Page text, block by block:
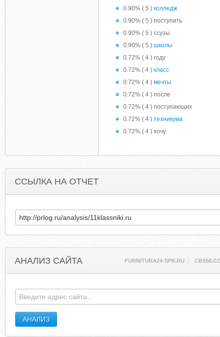
0.90% ( 5 ) колледж
0.90% ( 5 ) поступить
0.90% ( 5 ) ссузы
0.90% ( 5 ) школы
0.72% ( 4 ) году
0.72% ( 4 ) класс
0.72% ( 4 ) мечты
0.72% ( 4 ) после
0.72% ( 4 ) поступающих
0.72% ( 4 ) техникума
0.72% ( 4 ) хочу
ССЫЛКА НА ОТЧЕТ
АНАЛИЗ САЙТА FURNITURA24-SPB.RU